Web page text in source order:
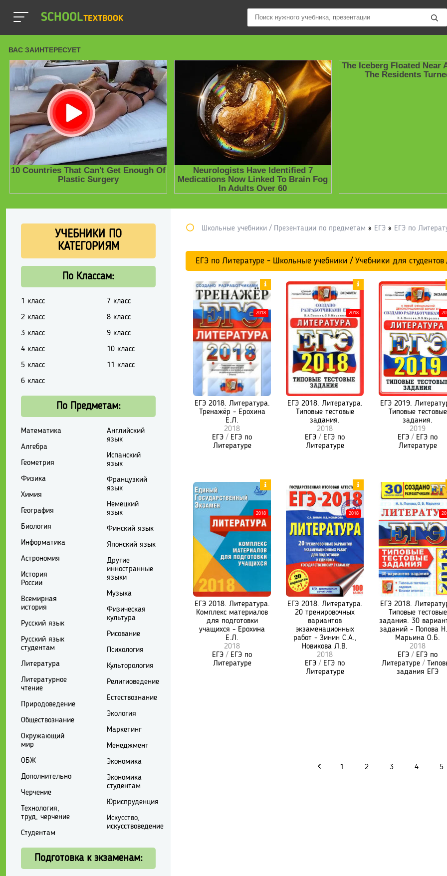
SCHOOLTEXTBOOK
Школьные учебники / Презентации по предметам » ЕГЭ » ЕГЭ по
ЕГЭ по Литературе - Школьные учебники / Учебники для
ЕГЭ 2018. Литература.
Тренажёр - Ерохина
Е.Л.
2018
ЕГЭ / ЕГЭ по
Литературе
2018
ЕГЭ 2018. Литература.
Типовые тестовые
задания.
2018
ЕГЭ / ЕГЭ по
Литературе
2018
ЕГЭ 2019.
Типовые тестовые
задания.
2019
ЕГЭ / ЕГЭ по
Литературе
ЕГЭ 2018. Литература.
Комплекс материалов
для подготовки
учащихся - Ерохина
Е.Л.
2018
ЕГЭ / ЕГЭ по
Литературе
2018
ЕГЭ 2018. Литература.
20 тренировочных
вариантов
экзаменационных
работ - Зинин С.А.,
Новикова Л.В.
2018
ЕГЭ / ЕГЭ по
Литературе
2018
ЕГЭ 2018.
Типовые тестовые
задания. 30
заданий - Попова
Марьина О.Б.
2018
ЕГЭ / ЕГЭ по
Литературе/
задания ЕГЭ
1 2 3 4 5
УЧЕБНИКИ ПО
КАТЕГОРИЯМ
По Классам:
1 класс
2 класс
3 класс
4 класс
5 класс
6 класс
7 класс
8 класс
9 класс
10 класс
11 класс
По Предметам:
Математика
Алгебра
Геометрия
Физика
Химия
География
Биология
Информатика
Астрономия
История
России
Всемирная
история
Русский язык
Русский язык
студентам
Литература
Литературное
чтение
Природоведение
Обществознание
Окружающий
мир
ОБЖ
Дополнительно
Черчение
Технология,
труд, черчение
Студентам
Английский
язык
Испанский
язык
Французкий
язык
Немецкий
язык
Финский язык
Японский язык
Другие
инностранные
языки
Музыка
Физическая
культура
Рисование
Психология
Культорология
Религиоведение
Естествознание
Экология
Маркетинг
Менеджмент
Экономика
Экономика
студентам
Юриспруденция
Искусство,
искусствоведение
Подготовка к экзаменам: